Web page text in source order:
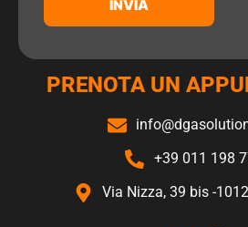
PRENOTA UN
+39 011 198
Via Nizza, 39 bis -